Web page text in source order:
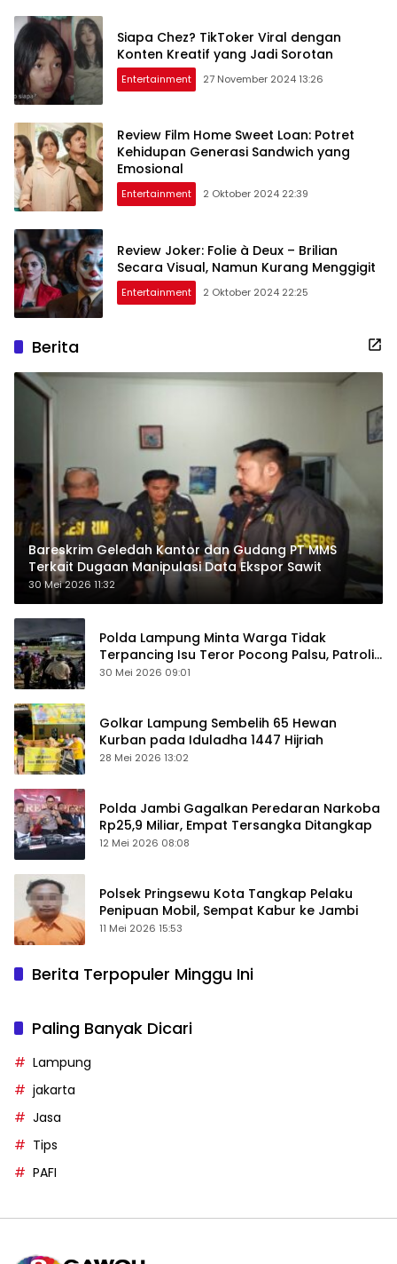
Siapa Chez? TikToker Viral dengan
Konten Kreatif yang Jadi Sorotan
Entertainment 27 November 2024 13:26
Review Film Home Sweet Loan: Potret
Kehidupan Generasi Sandwich yang
Emosional
Entertainment 2 Oktober 2024 22:39
Review Joker: Folie à Deux – Brilian
Secara Visual, Namun Kurang Menggigit
Entertainment 2 Oktober 2024 22:25
Berita
Bareskrim Geledah Kantor dan Gudang PT MMS
Terkait Dugaan Manipulasi Data Ekspor Sawit
30 Mei 2026 11:32
Polda Lampung Minta Warga Tidak
Terpancing Isu Teror Pocong Palsu, Patroli
Keamanan Ditingkatkan
30 Mei 2026 09:01
Golkar Lampung Sembelih 65 Hewan
Kurban pada Iduladha 1447 Hijriah
28 Mei 2026 13:02
Polda Jambi Gagalkan Peredaran Narkoba
Rp25,9 Miliar, Empat Tersangka Ditangkap
12 Mei 2026 08:08
Polsek Pringsewu Kota Tangkap Pelaku
Penipuan Mobil, Sempat Kabur ke Jambi
11 Mei 2026 15:53
Berita Terpopuler Minggu Ini
Paling Banyak Dicari
Lampung
jakarta
Jasa
Tips
PAFI